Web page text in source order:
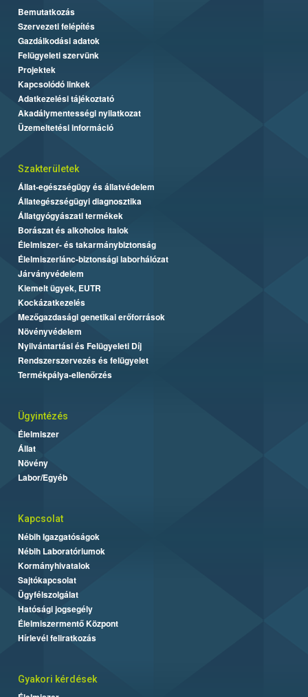
Bemutatkozás
Szervezeti felépítés
Gazdálkodási adatok
Felügyeleti szervünk
Projektek
Kapcsolódó linkek
Adatkezelési tájékoztató
Akadálymentességi nyilatkozat
Üzemeltetési információ
Szakterületek
Állat-egészségügy és állatvédelem
Állategészségügyi diagnosztika
Állatgyógyászati termékek
Borászat és alkoholos italok
Élelmiszer- és takarmánybiztonság
Élelmiszerlánc-biztonsági laborhálózat
Járványvédelem
Kiemelt ügyek, EUTR
Kockázatkezelés
Mezőgazdasági genetikai erőforrások
Növényvédelem
Nyilvántartási és Felügyeleti Díj
Rendszerszervezés és felügyelet
Termékpálya-ellenőrzés
Ügyintézés
Élelmiszer
Állat
Növény
Labor/Egyéb
Kapcsolat
Nébih Igazgatóságok
Nébih Laboratóriumok
Kormányhivatalok
Sajtókapcsolat
Ügyfélszolgálat
Hatósági jogsegély
Élelmiszermentő Központ
Hírlevél feliratkozás
Gyakori kérdések